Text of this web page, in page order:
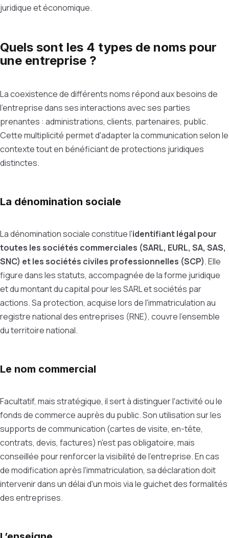
juridique et économique.
Quels sont les 4 types de noms pour
une entreprise ?
La coexistence de différents noms répond aux besoins de
l'entreprise dans ses interactions avec ses parties
prenantes : administrations, clients, partenaires, public.
Cette multiplicité permet d'adapter la communication selon le
contexte tout en bénéficiant de protections juridiques
distinctes.
La dénomination sociale
La dénomination sociale constitue l'identifiant légal pour
toutes les sociétés commerciales (SARL, EURL, SA, SAS,
SNC) et les sociétés civiles professionnelles (SCP). Elle
figure dans les statuts, accompagnée de la forme juridique
et du montant du capital pour les SARL et sociétés par
actions. Sa protection, acquise lors de l'immatriculation au
registre national des entreprises (RNE), couvre l'ensemble
du territoire national.
Le nom commercial
Facultatif, mais stratégique, il sert à distinguer l'activité ou le
fonds de commerce auprès du public. Son utilisation sur les
supports de communication (cartes de visite, en-tête,
contrats, devis, factures) n'est pas obligatoire, mais
conseillée pour renforcer la visibilité de l'entreprise. En cas
de modification après l'immatriculation, sa déclaration doit
intervenir dans un délai d'un mois via le guichet des formalités
des entreprises.